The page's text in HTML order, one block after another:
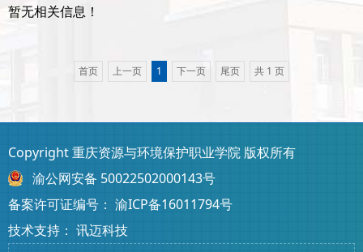
暂无相关信息！
首页 上一页 1 下一页 尾页 共 1 页
Copyright 重庆资源与环境保护职业学院 版权所有
渝公网安备 50022502000143号
备案许可证编号： 渝ICP备16011794号
技术支持： 讯迈科技